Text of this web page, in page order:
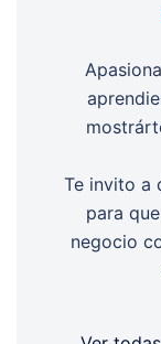
Te invito a
para
negocio